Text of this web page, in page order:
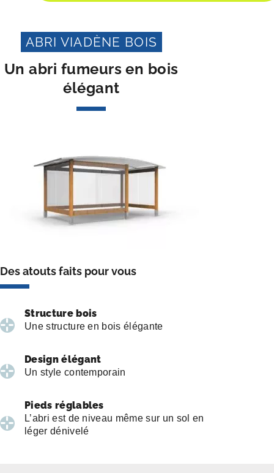
ABRI VIADÈNE BOIS
Un abri fumeurs en bois
élégant
Des atouts faits pour vous
Structure bois
Une structure en bois élégante
Design élégant
Un style contemporain
Pieds réglables
L’abri est de niveau même sur un sol en
léger dénivelé